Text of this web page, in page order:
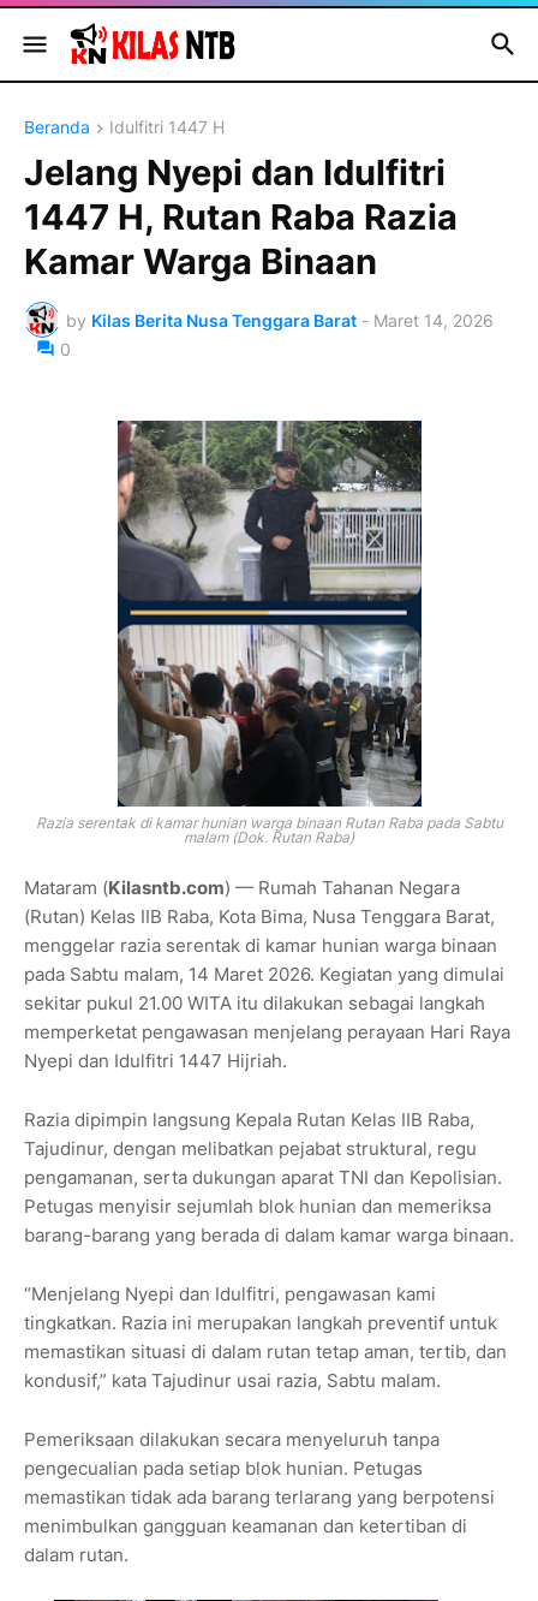
Beranda Idulfitri 1447 H
Jelang Nyepi dan Idulfitri
1447 H, Rutan Raba Razia
Kamar Warga Binaan
by Kilas Berita Nusa Tenggara Barat - Maret 14, 2026
0
Razia serentak di kamar hunian warga binaan Rutan Raba pada Sabtu
malam (Dok. Rutan Raba)
Mataram (Kilasntb.com) — Rumah Tahanan Negara
(Rutan) Kelas IIB Raba, Kota Bima, Nusa Tenggara Barat,
menggelar razia serentak di kamar hunian warga binaan
pada Sabtu malam, 14 Maret 2026. Kegiatan yang dimulai
sekitar pukul 21.00 WITA itu dilakukan sebagai langkah
memperketat pengawasan menjelang perayaan Hari Raya
Nyepi dan Idulfitri 1447 Hijriah.
Razia dipimpin langsung Kepala Rutan Kelas IIB Raba,
Tajudinur, dengan melibatkan pejabat struktural, regu
pengamanan, serta dukungan aparat TNI dan Kepolisian.
Petugas menyisir sejumlah blok hunian dan memeriksa
barang-barang yang berada di dalam kamar warga binaan.
“Menjelang Nyepi dan Idulfitri, pengawasan kami
tingkatkan. Razia ini merupakan langkah preventif untuk
memastikan situasi di dalam rutan tetap aman, tertib, dan
kondusif,” kata Tajudinur usai razia, Sabtu malam.
Pemeriksaan dilakukan secara menyeluruh tanpa
pengecualian pada setiap blok hunian. Petugas
memastikan tidak ada barang terlarang yang berpotensi
menimbulkan gangguan keamanan dan ketertiban di
dalam rutan.